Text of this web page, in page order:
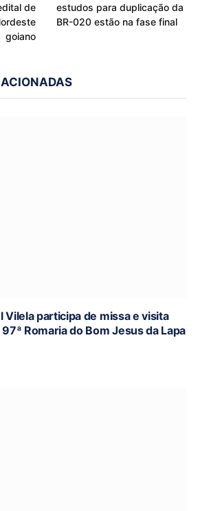
de
goiano
estudos para duplicação da
BR-020 estão na fase final
Vilela participa de missa e visita
Romaria do Bom Jesus da Lapa